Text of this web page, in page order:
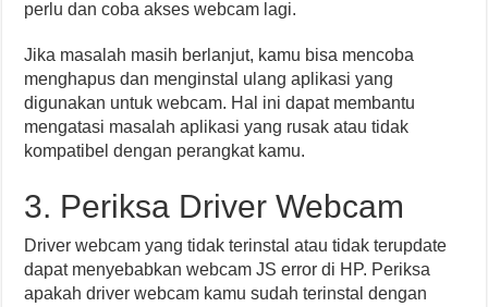
perlu dan coba akses webcam lagi.
Jika masalah masih berlanjut, kamu bisa mencoba
menghapus dan menginstal ulang aplikasi yang
digunakan untuk webcam. Hal ini dapat membantu
mengatasi masalah aplikasi yang rusak atau tidak
kompatibel dengan perangkat kamu.
3. Periksa Driver Webcam
Driver webcam yang tidak terinstal atau tidak terupdate
dapat menyebabkan webcam JS error di HP. Periksa
apakah driver webcam kamu sudah terinstal dengan